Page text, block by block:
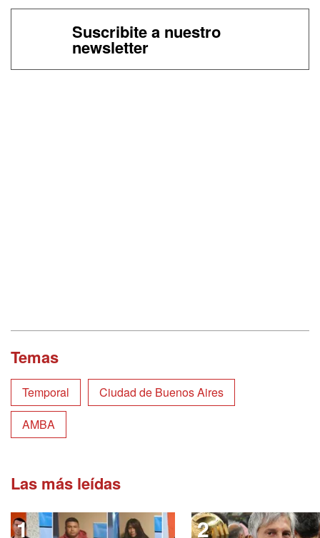
Suscribite a nuestro
newsletter
Temas
Temporal
Ciudad de Buenos Aires
AMBA
Las más leídas